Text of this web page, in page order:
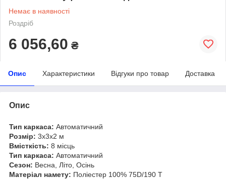
Немає в наявності
Роздріб
6 056,60 ₴
Опис Характеристики Відгуки про товар Доставка
Опис
Тип каркаса: Автоматичний
Розмір: 3x3x2 м
Вмісткість: 8 місць
Тип каркаса: Автоматичний
Сезон: Весна, Літо, Осінь
Матеріал намету: Поліестер 100% 75D/190 T